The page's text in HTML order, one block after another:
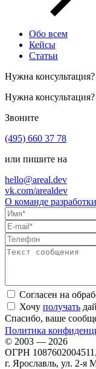
Обо всем
Кейсы
Статьи
Нужна консультация?
Нужна консультация?
Звоните
(495) 660 37 78
или пишите на
hello@areal.dev
vk.com/arealdev
О команде разработки
Согласен на
Хочу получать
Спасибо, ваше
Политика
© 2003 — 2026
ОГРН
г. Ярославль, ул. 2-я